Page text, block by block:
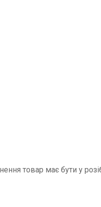
товар має бути у